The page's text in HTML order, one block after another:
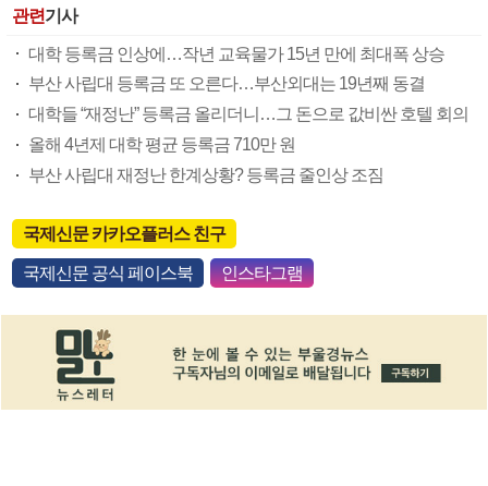
관련기사
대학 등록금 인상에…작년 교육물가 15년 만에 최대폭 상승
부산 사립대 등록금 또 오른다…부산외대는 19년째 동결
대학들 “재정난” 등록금 올리더니…그 돈으로 값비싼 호텔 회의
올해 4년제 대학 평균 등록금 710만 원
부산 사립대 재정난 한계상황? 등록금 줄인상 조짐
국제신문 카카오플러스 친구
국제신문 공식 페이스북 인스타그램